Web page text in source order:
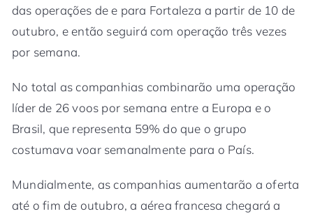
das operações de e para Fortaleza a partir de 10 de
outubro, e então seguirá com operação três vezes
por semana.
No total as companhias combinarão uma operação
líder de 26 voos por semana entre a Europa e o
Brasil, que representa 59% do que o grupo
costumava voar semanalmente para o País.
Mundialmente, as companhias aumentarão a oferta
até o fim de outubro, a aérea francesa chegará a